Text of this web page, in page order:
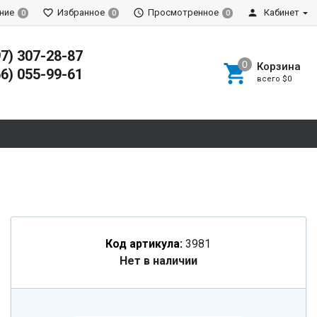
0 Избранное 0 Просмотренное 0 Кабинет
307-28-87
055-99-61
Корзина
всего $0
Код артикула: 3981
Нет в наличии